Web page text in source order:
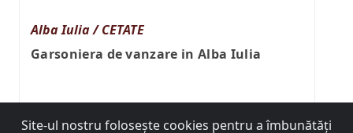
Alba Iulia / CETATE
Garsoniera de vanzare in Alba Iulia
Suprafata 34m2
Site-ul nostru foloseşte cookies pentru a îmbunătăţi